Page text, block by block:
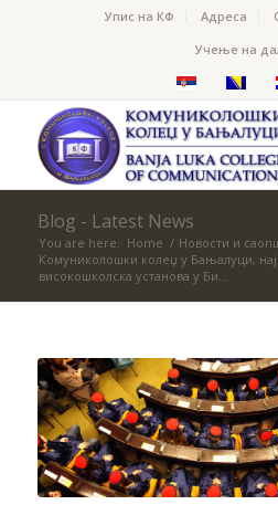
Упис на КФ Адреса
Учење на
Blog - Latest News
You are here: Home / Новости и
Комуниколошки колеџ у Бањалуци,
високошколска установа у Би...